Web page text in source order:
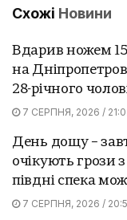
Схожі Новини
Вдарив ножем
на
28-річного
7 СЕРПНЯ, 2026 /
День дощу –
очікують грози
півдні спека
7 СЕРПНЯ, 2026 /